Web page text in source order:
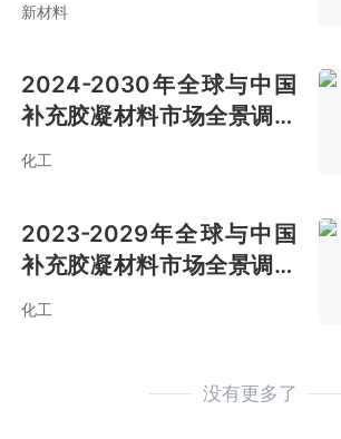
新材料
2024-2030年全球与中国
补充胶凝材料市场全景调研
化工
2023-2029年全球与中国
补充胶凝材料市场全景调查
化工
没有更多了